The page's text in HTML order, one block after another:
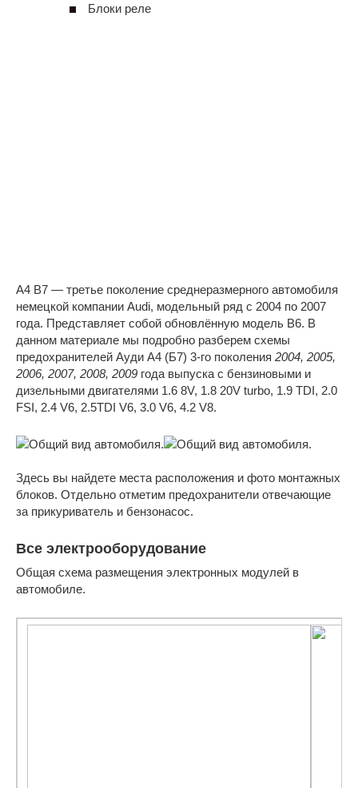
Блоки реле
A4 B7 — третье поколение среднеразмерного автомобиля
немецкой компании Audi, модельный ряд с 2004 по 2007
года. Представляет собой обновлённую модель B6. В
данном материале мы подробно разберем схемы
предохранителей Ауди А4 (Б7) 3-го поколения 2004, 2005,
2006, 2007, 2008, 2009 года выпуска с бензиновыми и
дизельными двигателями 1.6 8V, 1.8 20V turbo, 1.9 TDI, 2.0
FSI, 2.4 V6, 2.5TDI V6, 3.0 V6, 4.2 V8.
Здесь вы найдете места расположения и фото монтажных
блоков. Отдельно отметим предохранители отвечающие
за прикуриватель и бензонасос.
Все электрооборудование
Общая схема размещения электронных модулей в
автомобиле.